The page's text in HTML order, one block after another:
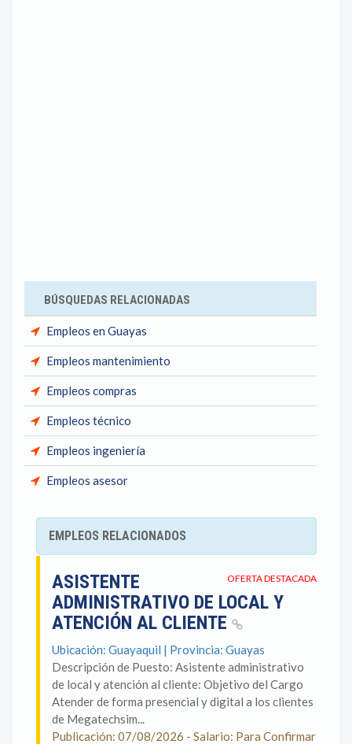
BÚSQUEDAS RELACIONADAS
Empleos en Guayas
Empleos mantenimiento
Empleos compras
Empleos técnico
Empleos ingeniería
Empleos asesor
EMPLEOS RELACIONADOS
OFERTA DESTACADA
ASISTENTE
ADMINISTRATIVO DE LOCAL Y
ATENCIÓN AL CLIENTE
Ubicación: Guayaquil | Provincia: Guayas
Descripción de Puesto: Asistente administrativo
de local y atención al cliente: Objetivo del Cargo
Atender de forma presencial y digital a los clientes
de Megatechsim...
Publicación: 07/08/2026 - Salario: Para Confirmar